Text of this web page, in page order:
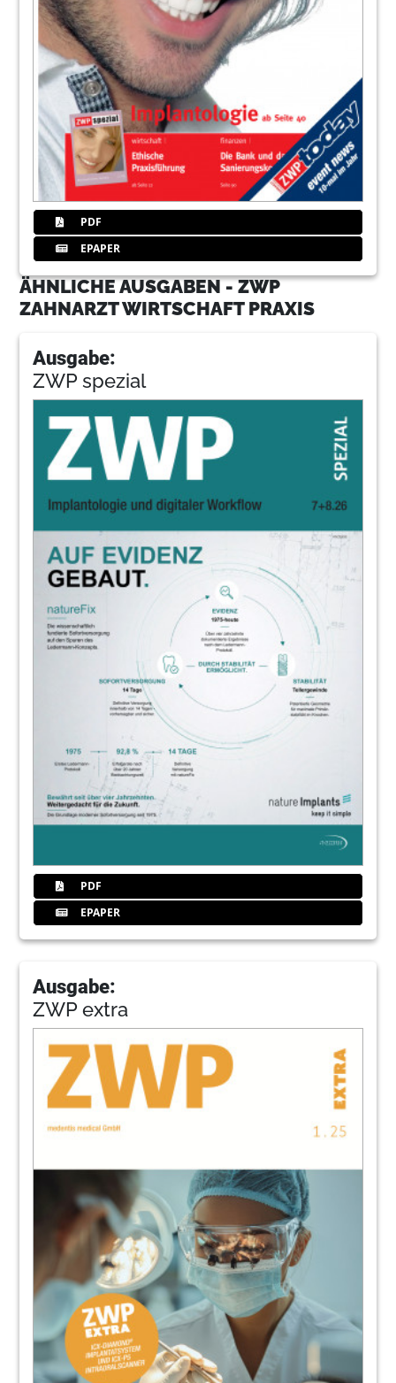
PDF
EPAPER
ÄHNLICHE AUSGABEN - ZWP
ZAHNARZT WIRTSCHAFT PRAXIS
Ausgabe:
ZWP spezial
PDF
EPAPER
Ausgabe:
ZWP extra